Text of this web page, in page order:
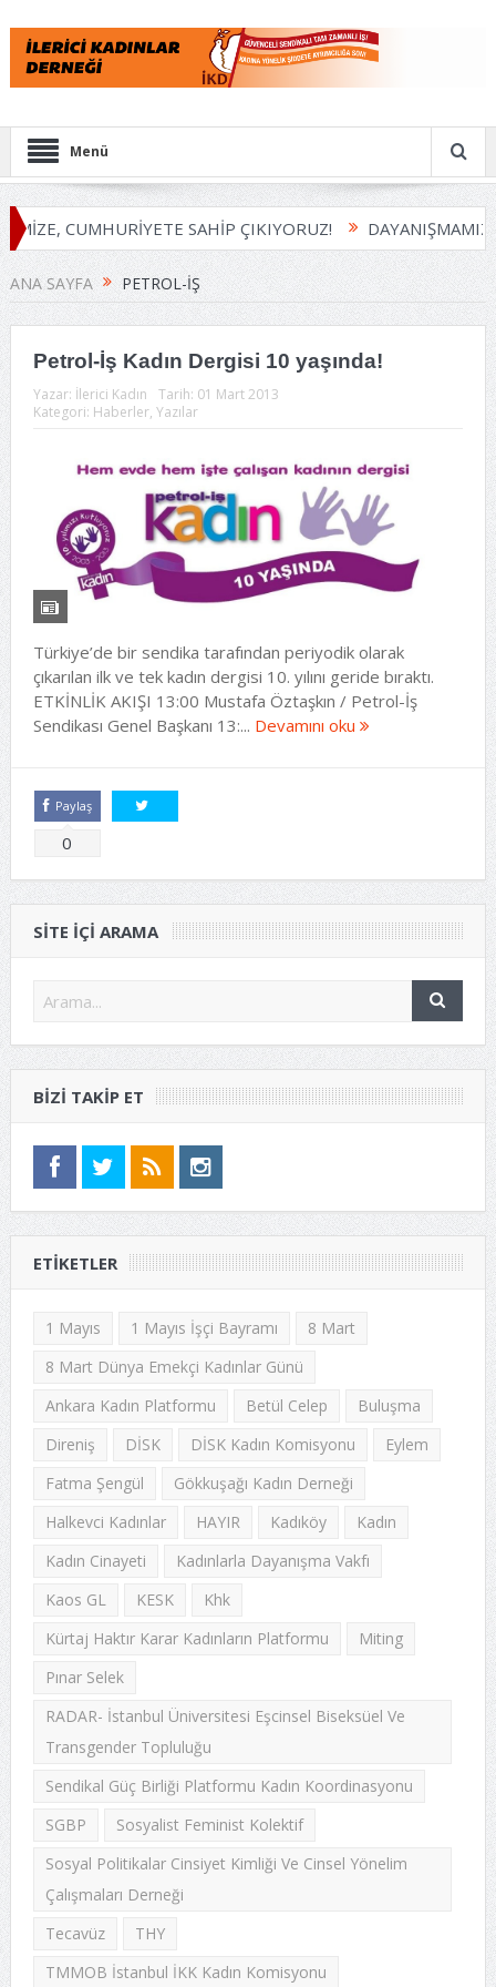
Menü
CUMHURİYETE SAHİP ÇIKIYORUZ! DAYANIŞMAMIZI
ANA SAYFA PETROL-İŞ
Petrol-İş Kadın Dergisi 10 yaşında!
Yazar: İlerici Kadın Tarih: 01 Mart 2013
Kategori: Haberler, Yazılar
Türkiye’de bir sendika tarafından periyodik olarak
çıkarılan ilk ve tek kadın dergisi 10. yılını geride bıraktı.
ETKİNLİK AKIŞI 13:00 Mustafa Öztaşkın / Petrol-İş
Sendikası Genel Başkanı 13:... Devamını oku
Paylaş
0
SITE IÇI ARAMA
BIZI TAKIP ET
ETIKETLER
1 Mayıs 1 Mayıs İşçi Bayramı
8 Mart
8 Mart Dünya Emekçi Kadınlar Günü
Ankara Kadın Platformu
Betül Celep
Buluşma
Direniş
DİSK DİSK Kadın Komisyonu
Eylem
Fatma Şengül
Gökkuşağı Kadın Derneği
Halkevci Kadınlar
HAYIR Kadıköy
Kadın
Kadın Cinayeti
Kadınlarla Dayanışma Vakfı
Kaos GL
KESK
Khk
Kürtaj Haktır Karar Kadınların Platformu
Miting
Pınar Selek
RADAR- İstanbul Üniversitesi Eşcinsel Biseksüel Ve
Transgender Topluluğu
Sendikal Güç Birliği Platformu Kadın Koordinasyonu
SGBP
Sosyalist Feminist Kolektif
Sosyal Politikalar Cinsiyet Kimliği Ve Cinsel Yönelim
Çalışmaları Derneği
Tecavüz
THY
TMMOB İstanbul İKK Kadın Komisyonu